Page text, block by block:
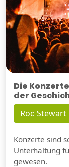
Die
der
Rod Stewart
Konzerte sind
Unterhaltung
gewesen.